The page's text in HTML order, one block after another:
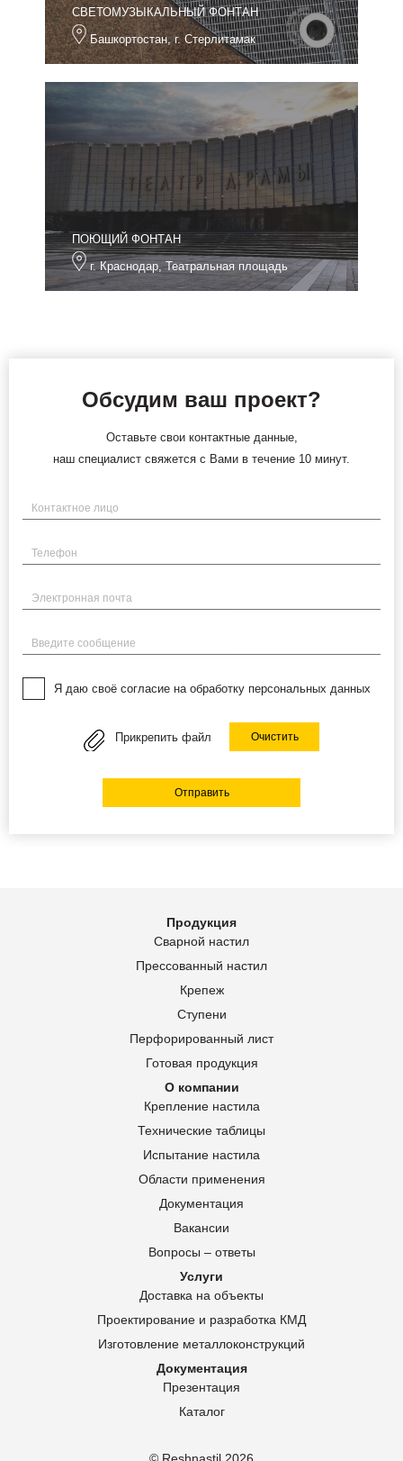
СВЕТОМУЗЫКАЛЬНЫЙ ФОНТАН
Башкортостан, г. Стерлитамак
ПОЮЩИЙ ФОНТАН
г. Краснодар, Театральная площадь
Обсудим ваш проект?
Оставьте свои контактные данные,
наш специалист свяжется с Вами в течение 10 минут.
Имя
Телефон
Электронная почта
Введите сообщение
Я даю своё согласие на обработку персональных данных
Прикрепить файл Очистить
Отправить
Продукция
Сварной настил
Прессованный настил
Крепеж
Ступени
Перфорированный лист
Готовая продукция
О компании
Крепление настила
Технические таблицы
Испытание настила
Области применения
Документация
Вакансии
Вопросы – ответы
Услуги
Доставка на объекты
Проектирование и разработка КМД
Изготовление металлоконструкций
Документация
Презентация
Каталог